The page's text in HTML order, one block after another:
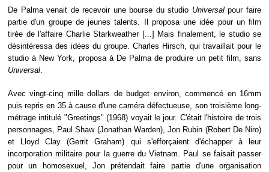
De Palma venait de recevoir une bourse du studio Universalpour faire
partie d'un groupe de jeunes talents. Il proposa une idée pour un film
tirée de l'affaire Charlie Starkweather [...] Mais finalement, le studio se
désintéressa des idées du groupe. Charles Hirsch, qui travaillait pour le
studio à New York, proposa à De Palma de produire un petit film, sans
Universal.
Avec vingt-cinq mille dollars de budget environ, commencé en 16mm
puis repris en 35 à cause d'une caméra défectueuse, son troisième long-
métrage intitulé "Greetings" (1968) voyait le jour. C'était l'histoire de trois
personnages, Paul Shaw (Jonathan Warden), Jon Rubin (Robert De Niro)
et Lloyd Clay (Gerrit Graham) qui s'efforçaient d'échapper à leur
incorporation militaire pour la guerre du Vietnam. Paul se faisait passer
pour un homosexuel, Jon prétendait faire partie d'une organisation